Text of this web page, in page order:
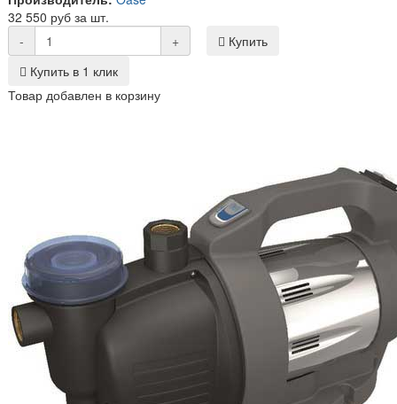
32 550 руб за шт.
-
+
Купить
Купить в 1 клик
Товар добавлен в корзину